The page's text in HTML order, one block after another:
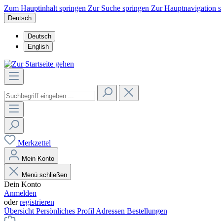
Zum Hauptinhalt springen Zur Suche springen Zur Hauptnavigation
Deutsch
Deutsch
English
Merkzettel
Mein Konto
Menü schließen
Dein Konto
Anmelden
oderregistrieren
Übersicht Persönliches Profil Adressen Bestellungen